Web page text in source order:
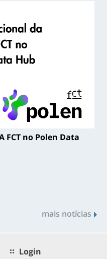
FCT no Polen Data
mais notícias
Login